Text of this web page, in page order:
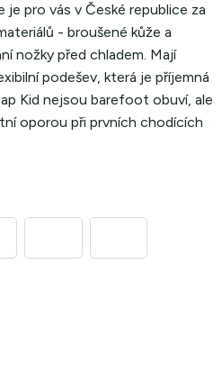
je pro vás v České republice za
- broušené kůže a
nožky před chladem. Mají
podešev, která je příjemná
Kid nejsou barefoot obuví, ale
oporou při prvních chodících